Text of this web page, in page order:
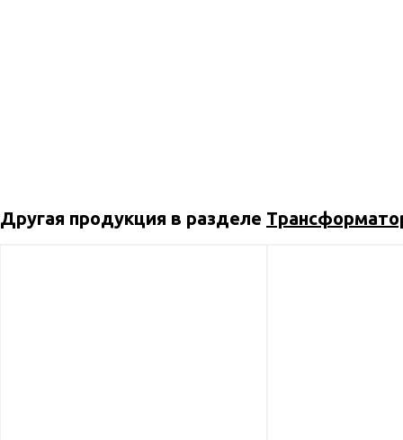
Другая продукция в разделе